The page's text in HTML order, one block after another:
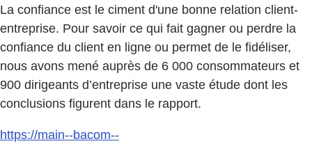
La confiance est le ciment d'une bonne relation client-
entreprise. Pour savoir ce qui fait gagner ou perdre la
confiance du client en ligne ou permet de le fidéliser,
nous avons mené auprès de 6 000 consommateurs et
900 dirigeants d’entreprise une vaste étude dont les
conclusions figurent dans le rapport.
https://main--bacom--